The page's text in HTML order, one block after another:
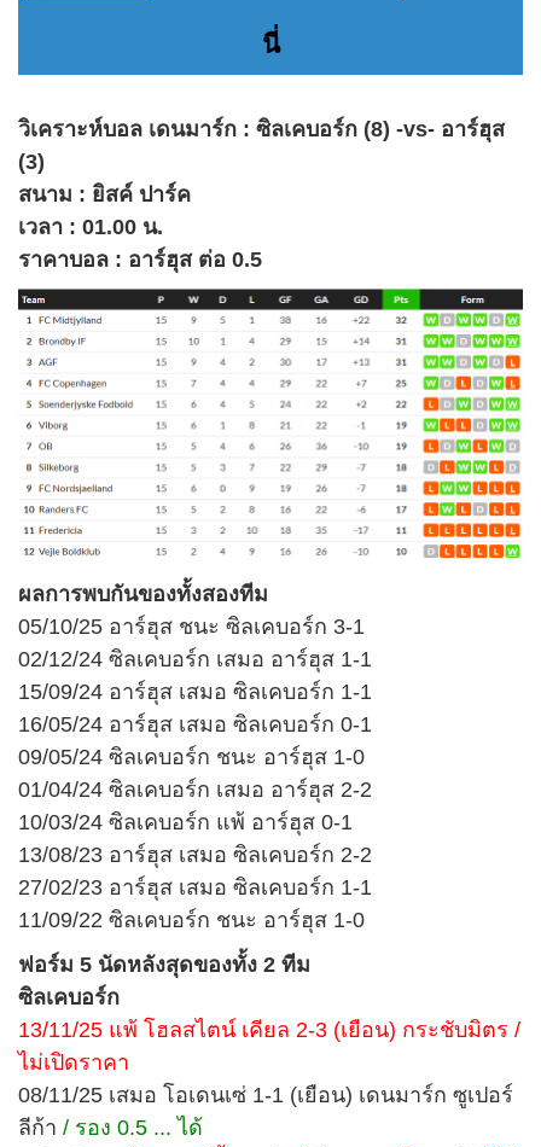
นี่
วิเคราะห์บอล เดนมาร์ก : ซิลเคบอร์ก (8) -vs- อาร์ฮุส
(3)
สนาม : ยิสค์ ปาร์ค
เวลา : 01.00 น.
ราคาบอล : อาร์ฮุส ต่อ 0.5
ผลการพบกันของทั้งสองทีม
05/10/25 อาร์ฮุส ชนะ ซิลเคบอร์ก 3-1
02/12/24 ซิลเคบอร์ก เสมอ อาร์ฮุส 1-1
15/09/24 อาร์ฮุส เสมอ ซิลเคบอร์ก 1-1
16/05/24 อาร์ฮุส เสมอ ซิลเคบอร์ก 0-1
09/05/24 ซิลเคบอร์ก ชนะ อาร์ฮุส 1-0
01/04/24 ซิลเคบอร์ก เสมอ อาร์ฮุส 2-2
10/03/24 ซิลเคบอร์ก แพ้ อาร์ฮุส 0-1
13/08/23 อาร์ฮุส เสมอ ซิลเคบอร์ก 2-2
27/02/23 อาร์ฮุส เสมอ ซิลเคบอร์ก 1-1
11/09/22 ซิลเคบอร์ก ชนะ อาร์ฮุส 1-0
ฟอร์ม 5 นัดหลังสุดของทั้ง 2 ทีม
ซิลเคบอร์ก
13/11/25 แพ้ โฮลสไตน์ เคียล 2-3 (เยือน) กระชับมิตร /
ไม่เปิดราคา
08/11/25 เสมอ โอเดนเซ่ 1-1 (เยือน) เดนมาร์ก ซูเปอร์
ลีก้า / รอง 0.5 ... ได้